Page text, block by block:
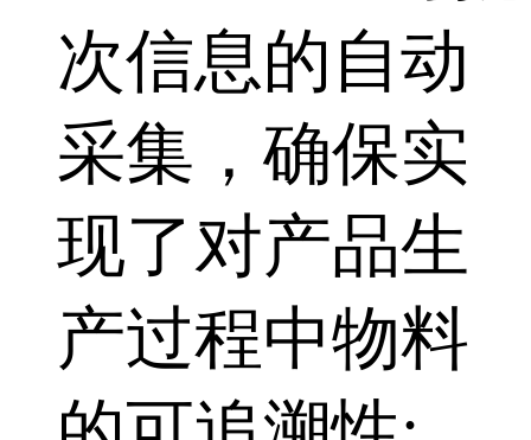
次信息的自动
采集，确保实
现了对产品生
产过程中物料